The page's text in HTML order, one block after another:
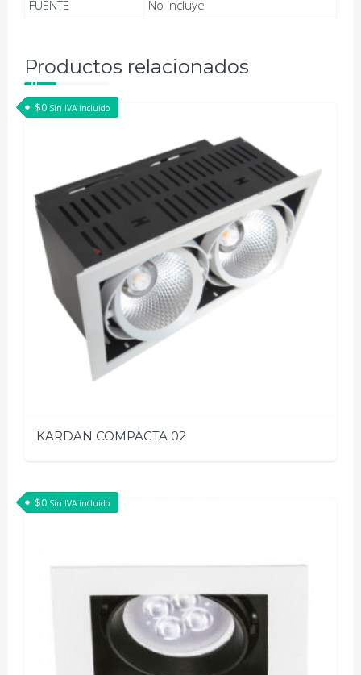
FUENTE No incluye
Productos relacionados
KARDAN COMPACTA 02
$0 Sin IVA incluido
$0 Sin IVA incluido